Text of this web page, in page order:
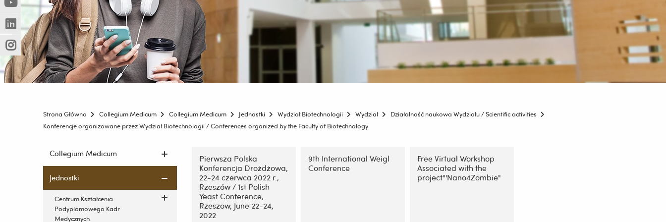
innej
strony)
(Nowe
okno)
(Link
do
innej
strony)
(Nowe
okno)
(Link
do
innej
strony)
(Nowe
okno)
(Link
do
innej
strony)
Strona Główna Collegium Medicum Collegium Medicum Jednostki Wydział Biotechnologii Wydział
Działalność naukowa Wydziału / Scientific activities
Konferencje organizowane przez Wydział Biotechnologii / Conferences organized by the Faculty of Biotechnology
Pomiń
i
przejdź
do
treści
Collegium Medicum
Jednostki
Centrum Kształcenia
Podyplomowego Kadr
Medycznych
nawigację
przejdź
do
treści
Pierwsza Polska
Konferencja Drożdżowa,
22-24 czerwca 2022 r.,
Rzeszów / 1st Polish
Yeast Conference,
Rzeszow, June 22-24,
2022
9th International Weigl
Conference
Free Virtual Workshop
Associated with the
project"'Nano4Zombie"